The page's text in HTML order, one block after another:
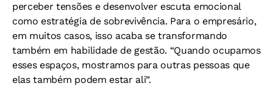
perceber tensões e desenvolver escuta emocional
como estratégia de sobrevivência. Para o empresário,
em muitos casos, isso acaba se transformando
também em habilidade de gestão. “Quando ocupamos
esses espaços, mostramos para outras pessoas que
elas também podem estar ali”.